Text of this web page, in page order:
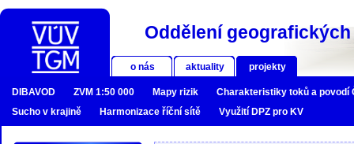
Oddělení
o nás aktuality projekty
DIBAVOD ZVM 1:50 000 Mapy rizik
Charakteristiky toků a povodí
Sucho v krajině
Harmonizace říční sítě Využití DPZ pro KV